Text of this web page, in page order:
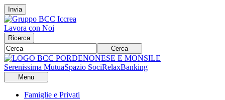
Invia
Lavora con Noi
Ricerca
Cerca
Serenissima MutuaSpazio SociRelaxBanking
Menu
Famiglie e Privati